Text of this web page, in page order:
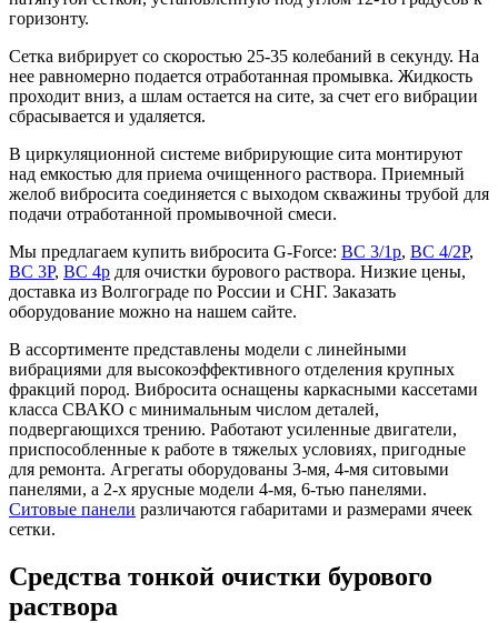
горизонту.
Сетка вибрирует со скоростью 25-35 колебаний в секунду. На
нее равномерно подается отработанная промывка. Жидкость
проходит вниз, а шлам остается на сите, за счет его вибрации
сбрасывается и удаляется.
В циркуляционной системе вибрирующие сита монтируют
над емкостью для приема очищенного раствора. Приемный
желоб вибросита соединяется с выходом скважины трубой для
подачи отработанной промывочной смеси.
Мы предлагаем купить вибросита G-Force: ВС 3/1р, ВС 4/2Р,
ВС 3Р, ВС 4р для очистки бурового раствора. Низкие цены,
доставка из Волгограде по России и СНГ. Заказать
оборудование можно на нашем сайте.
В ассортименте представлены модели с линейными
вибрациями для высокоэффективного отделения крупных
фракций пород. Вибросита оснащены каркасными кассетами
класса СВАКО с минимальным числом деталей,
подвергающихся трению. Работают усиленные двигатели,
приспособленные к работе в тяжелых условиях, пригодные
для ремонта. Агрегаты оборудованы 3-мя, 4-мя ситовыми
панелями, а 2-х ярусные модели 4-мя, 6-тью панелями.
Ситовые панели различаются габаритами и размерами ячеек
сетки.
Средства тонкой очистки бурового
раствора